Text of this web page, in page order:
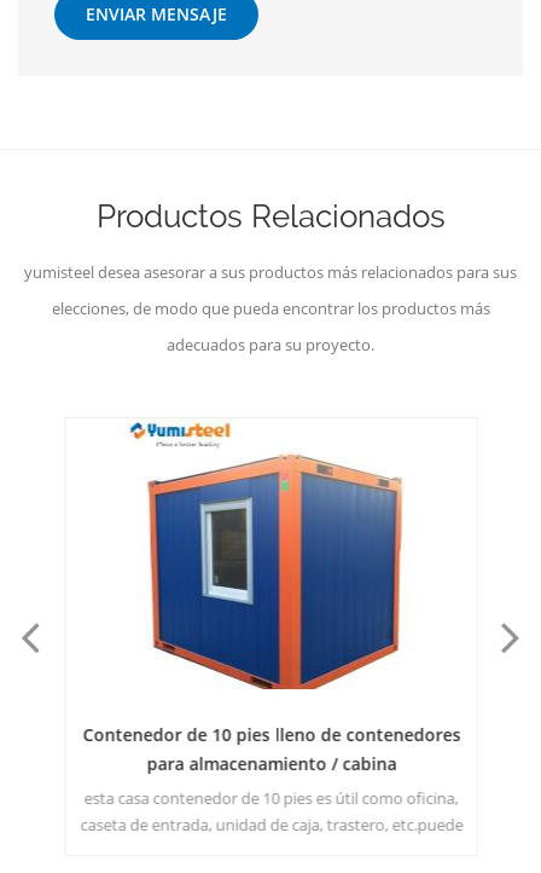
ENVIAR MENSAJE
Productos Relacionados
yumisteel desea asesorar a sus productos más relacionados para sus
elecciones, de modo que pueda encontrar los productos más
adecuados para su proyecto.
Contenedor de 10 pies lleno de contenedores
para almacenamiento / cabina
esta casa contenedor de 10 pies es útil como oficina,
caseta de entrada, unidad de caja, trastero, etc.puede